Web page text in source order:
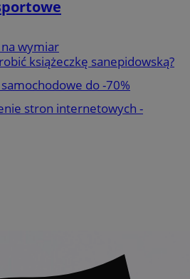
wymiar
książeczkę sanepidowską?
samochodowe do -70%
stron internetowych -